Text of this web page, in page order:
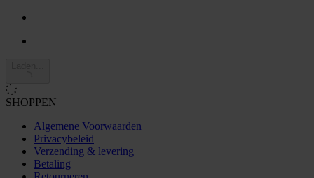
SHOPPEN
Algemene Voorwaarden
Privacybeleid
Verzending & levering
Betaling